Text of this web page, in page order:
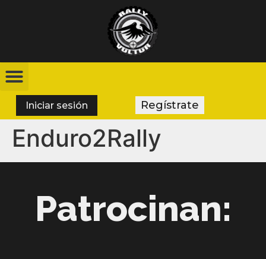
Iniciar sesión Regístrate
Enduro2Rally
Patrocinan: